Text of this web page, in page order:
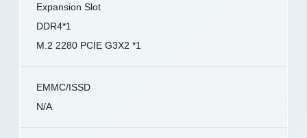
Expansion Slot
DDR4*1
M.2 2280 PCIE G3X2 *1
EMMC/ISSD
N/A